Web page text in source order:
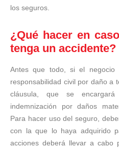
los seguros.
¿Qué hacer en
tenga un accidente?
Antes que todo, si el negocio
responsabilidad civil por daño a
cláusula, que se
indemnización por daños
Para hacer uso del seguro,
con la que lo haya adquirido
acciones deberá llevar a cabo